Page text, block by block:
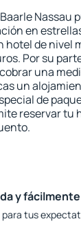
Nassau
en
hotel de nivel
Por su
una
un
de
reservar tu
y fácilmente
tus